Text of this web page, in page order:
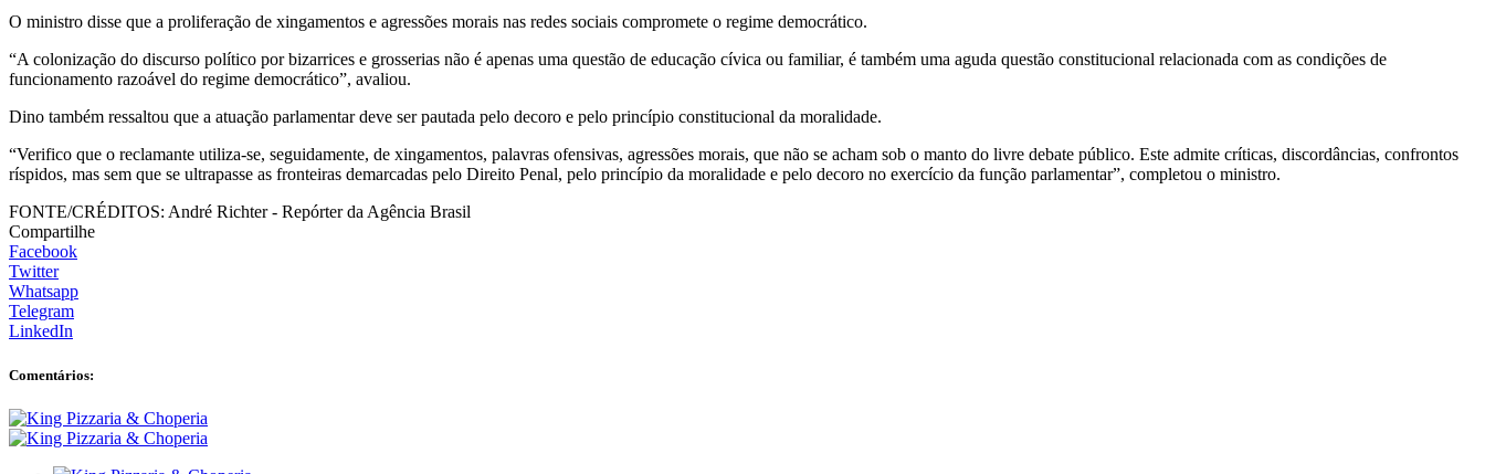
O ministro disse que a proliferação de xingamentos e agressões morais nas redes sociais compromete o regime democrático.
“A colonização do discurso político por bizarrices e grosserias não é apenas uma questão de educação cívica ou familiar, é também uma aguda questão constitucional relacionada com as condições de
funcionamento razoável do regime democrático”, avaliou.
Dino também ressaltou que a atuação parlamentar deve ser pautada pelo decoro e pelo princípio constitucional da moralidade.
“Verifico que o reclamante utiliza-se, seguidamente, de xingamentos, palavras ofensivas, agressões morais, que não se acham sob o manto do livre debate público. Este admite críticas, discordâncias, confrontos
ríspidos, mas sem que se ultrapasse as fronteiras demarcadas pelo Direito Penal, pelo princípio da moralidade e pelo decoro no exercício da função parlamentar”, completou o ministro.
FONTE/CRÉDITOS: André Richter - Repórter da Agência Brasil
Compartilhe
Facebook
Twitter
Whatsapp
Telegram
LinkedIn
Comentários: